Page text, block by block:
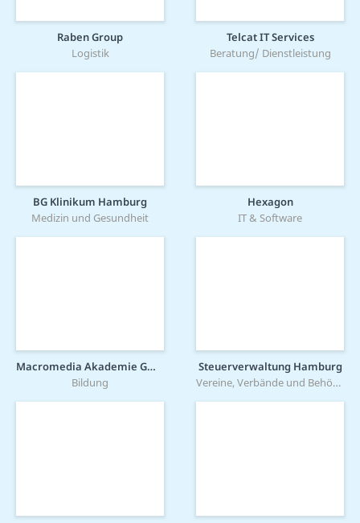
Raben Group
Logistik
Telcat IT Services
Beratung/ Dienstleistung
BG Klinikum Hamburg
Medizin und Gesundheit
Hexagon
IT & Software
Macromedia Akademie GmbH
Bildung
Steuerverwaltung Hamburg
Vereine, Verbände und Behörden